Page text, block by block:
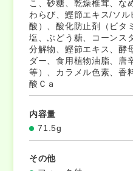
こ、砂糖、乾燥椎茸、な
わらび、鰹節エキス/ソ
酸）、酸化防止剤（ビタ
塩、ぶどう糖、コーンス
分解物、鰹節エキス、酵
ダー、食用植物油脂、唐
等）、カラメル色素、香
酸Ｃａ
内容量
71.5g
その他